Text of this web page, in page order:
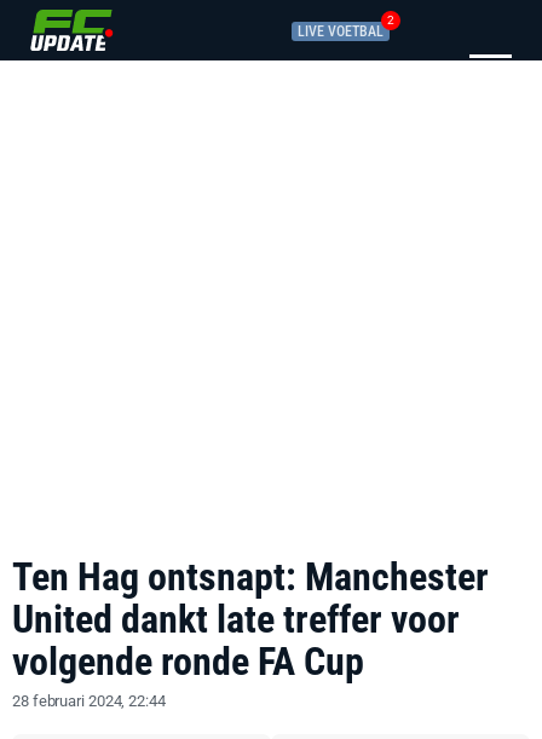
LIVE VOETBAL
2
Ten Hag ontsnapt: Manchester
United dankt late treffer voor
volgende ronde FA Cup
28 februari 2024, 22:44